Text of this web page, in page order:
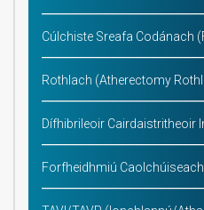
Cúlchiste Sreafa Codánach
Rothlach (Atherectomy
Dífhibrileoir Cairdaistritheoir
Forfheidhmiú Caolchúiseach